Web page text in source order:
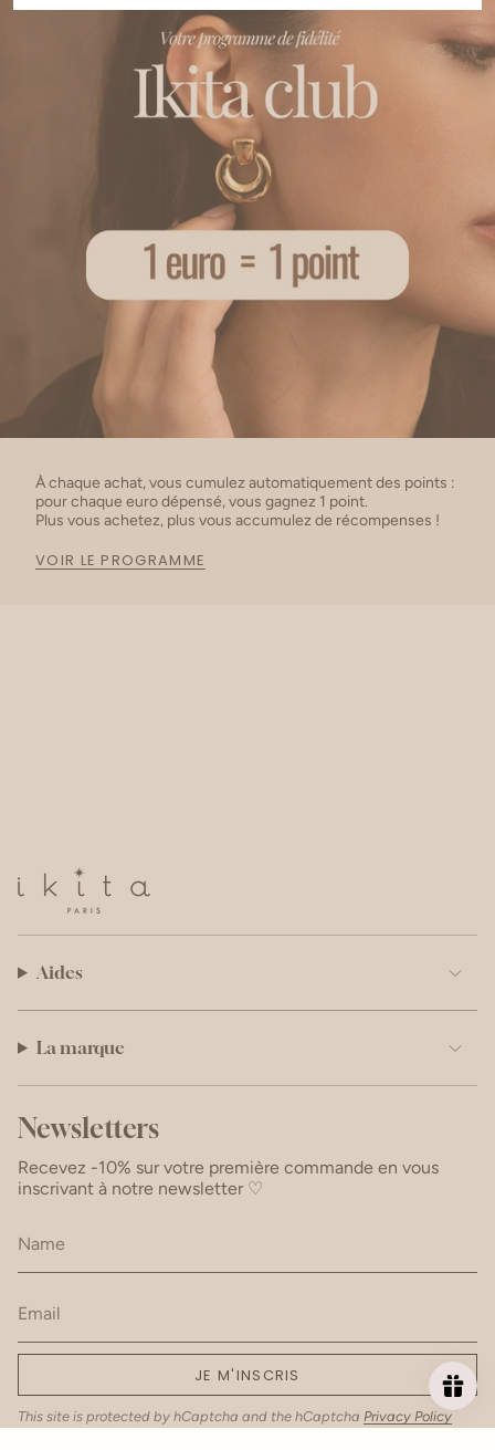
À chaque achat, vous cumulez automatiquement des points :
pour chaque euro dépensé, vous gagnez 1 point.
Plus vous achetez, plus vous accumulez de récompenses !
VOIR LE PROGRAMME
Aides
La marque
Newsletters
Recevez -10% sur votre première commande en vous
inscrivant à notre newsletter ♡
JE M'INSCRIS
This site is protected by hCaptcha and the hCaptcha Privacy Policy
andTerms of Serviceapply.